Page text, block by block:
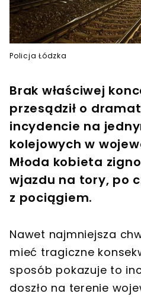
Policja Łódzka
Brak właściwej
przesądził o
incydencie na
kolejowych w
Młoda kobieta
wjazdu na tory, po
z pociągiem.
Nawet najmniejsza
mieć tragiczne
sposób pokazuje to
doszło na terenie